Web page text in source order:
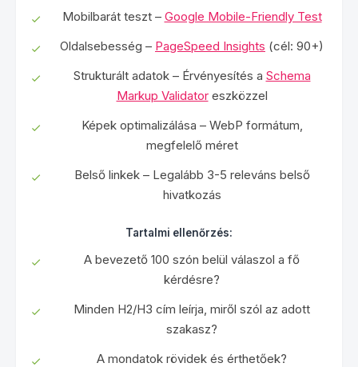
Mobilbarát teszt – Google Mobile-Friendly Test
Oldalsebesség – PageSpeed Insights (cél: 90+)
Strukturált adatok – Érvényesítés a Schema
Markup Validatoreszközzel
Képek optimalizálása – WebP formátum,
megfelelő méret
Belső linkek – Legalább 3-5 releváns belső
hivatkozás
Tartalmi ellenőrzés:
A bevezető 100 szón belül válaszol a fő
kérdésre?
Minden H2/H3 cím leírja, miről szól az adott
szakasz?
A mondatok rövidek és érthetőek?